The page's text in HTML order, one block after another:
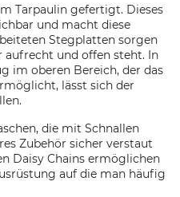
Tarpaulin gefertigt. Dieses
und macht diese
Stegplatten sorgen
aufrecht und offen steht. In
im oberen Bereich, der das
lässt sich der
die mit Schnallen
Zubehör sicher verstaut
Daisy Chains ermöglichen
auf die man häufig